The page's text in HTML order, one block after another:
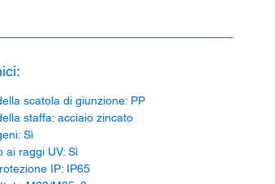
scatola di giunzione: PP
staffa: acciaio zincato
Sì
ai raggi UV: Sì
IP: IP65